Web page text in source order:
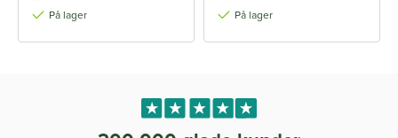
På lager På lager